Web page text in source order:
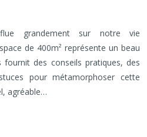
grandement sur notre vie
de 400m² représente un beau
des conseils pratiques, des
pour métamorphoser cette
agréable…